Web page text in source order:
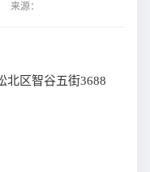
来源：
北区智谷五街3688